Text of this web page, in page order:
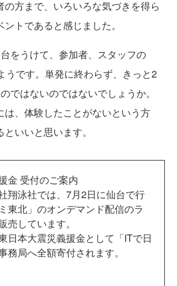
の方まで、いろいろな気づきを得ら
トであると感じました。
をうけて、参加者、スタッフの
うです。単発に終わらず、きっと2
ではないのではないでしょうか。
は、体験したことがないという方
いいと思います。
金 受付のご案内
翔泳社では、7月2日に仙台で行
東北」のオンデマンド配信のラ
売しています。
日本大震災義援金として「ITで日
務局へ全額寄付されます。